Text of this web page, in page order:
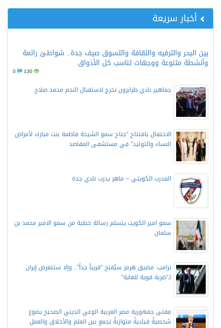
أخبار سريعة
بين البحر والترفيه والثقافة والتسوق صيف جدة.. شواطئ رائعة
وأنشطة متنوعة ووجهات تناسب كل الأذواق
130
جماهير نادي طرابزون تخرج لاستقبال النجم محمد صلاح
الاحتفال بافتتاح “جناح سمو الشيخة فاطمة بنت مبارك لأمراض
النساء والتوليد” في مستشفى المقاصد
المدرب الكويتي – ماهر يدرب نادي جدة
سمو امير الكويت يتسلم رسالة خطية من سمو الامير محمد بن
سلمان
ترامب: مضيق هرمز سيُفتح “قريباً جداً”.. وإلا ستتعرض إيران
لـ”ضربة قوية للغاية”
مفتى جمهورية مصر العربية الوعي الديني الصحيح يصوغ
شخصيةً قياديةً متوازنةً تجمع بين العلم والأخلاق والعمل